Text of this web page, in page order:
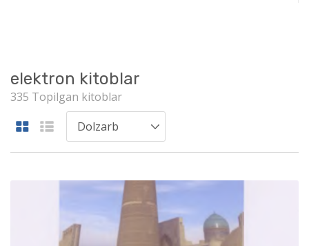
elektron kitoblar
335 Topilgan kitoblar